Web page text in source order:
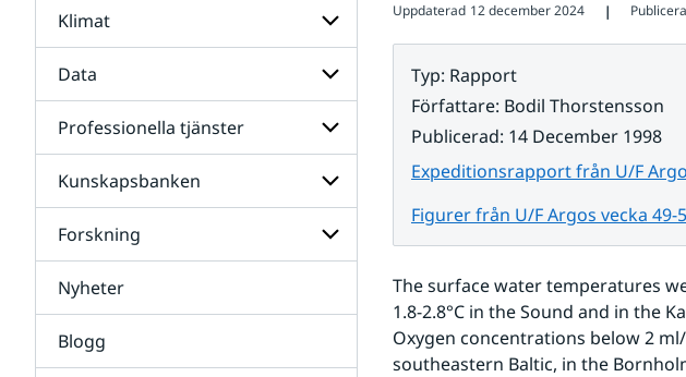
Undersidor
för
Väder
Klimat
Undersidor
för
Klimat
Data
Undersidor
för
Data
Professionella tjänster
Undersidor
för
Professionella
tjänster
Kunskapsbanken
Undersidor
för
Kunskapsbanken
Forskning
Undersidor
för
Forskning
Nyheter
Blogg
Uppdaterad 12 december 2024 ❘
Typ: Rapport
Författare: Bodil Thorstensson
Publicerad: 14 December 1998
Expeditionsrapport från U/F
Figurer från U/F Argos vecka 49-
The surface water temperatures
1.8-2.8°C in the Sound and in the
Oxygen concentrations below 2
southeastern Baltic, in the